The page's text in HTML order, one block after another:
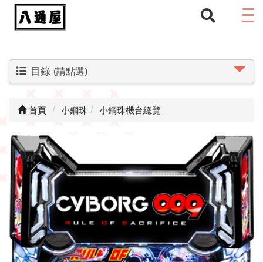
目錄 (請點選)
首頁 小鋼珠 小鋼珠機台總覽